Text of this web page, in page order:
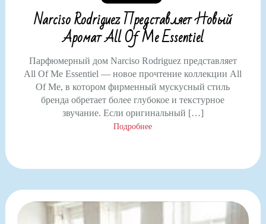
Narciso Rodriguez Представляет Новый
Аромат All Of Me Essentiel
Парфюмерный дом Narciso Rodriguez представляет
All Of Me Essentiel — новое прочтение коллекции All
Of Me, в котором фирменный мускусный стиль
бренда обретает более глубокое и текстурное
звучание. Если оригинальный […]
Подробнее